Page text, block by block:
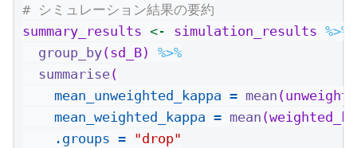
# シミュレーション結果の要約
summary_results <- simulation_results %>%
group_by(sd_B) %>%
summarise(
mean_unweighted_kappa = mean
mean_weighted_kappa = mean
.groups = "drop"